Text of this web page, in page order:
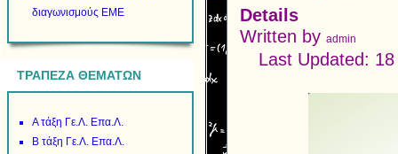
διαγωνισμούς ΕΜΕ
ΤΡΑΠΕΖΑ ΘΕΜΑΤΩΝ
Α τάξη Γε.Λ. Επα.Λ.
Β τάξη Γε.Λ. Επα.Λ.
Details
Written byadmin
Last Updated: